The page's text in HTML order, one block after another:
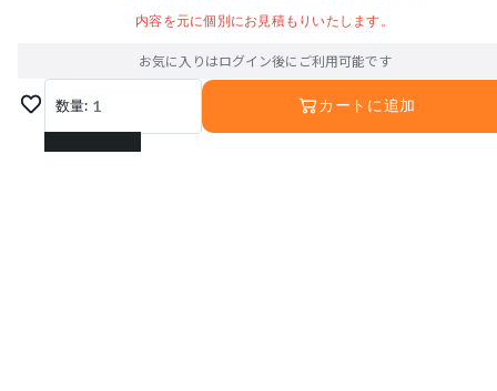
内容を元に個別にお見積もりいたします。
お気に入りはログイン後にご利用可能です
数量: 1
1
カートに追加